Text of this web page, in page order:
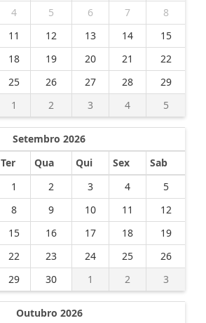
4 5 6 7
8
11 12 13 14
15
18 19 20 21
22
25 26 27 28
29
1 2 3 4 5
Setembro 2026
Ter Qua Qui Sex
Sab
1 2 3 4
5
8 9 10 11
12
15 16 17 18
19
22 23 24 25
26
29 30 1 2 3
Outubro 2026